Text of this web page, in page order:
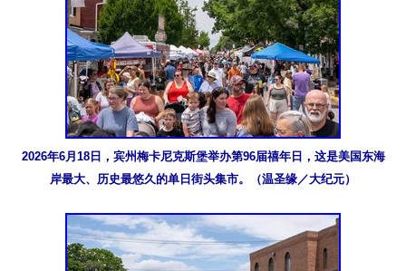
2026年6月18日，宾州梅卡尼克斯堡举办第96届禧年日，这是美国东海
岸最大、历史最悠久的单日街头集市。（温圣缘／大纪元）